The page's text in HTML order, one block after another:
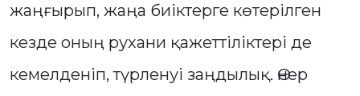
жаңғырып, жаңа биіктерге көтерілген
кезде оның рухани қажеттіліктері де
кемелденіп, түрленуі заңдылық. Өнер